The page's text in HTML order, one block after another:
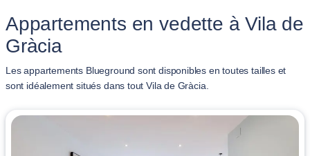
Appartements en vedette à Vila de
Gràcia
Les appartements Blueground sont disponibles en toutes tailles et
sont idéalement situés dans tout Vila de Gràcia.